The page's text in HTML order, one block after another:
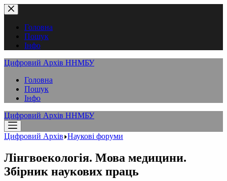
Перейти
до
вмістуГоловна
Пошук
Інфо
Цифровий Архів ННМБУ
Головна
Пошук
Інфо
Цифровий Архів ННМБУ
Цифровий Архів Наукові форуми
Лінгвоекологія. Мова медицини.
Збірник наукових праць